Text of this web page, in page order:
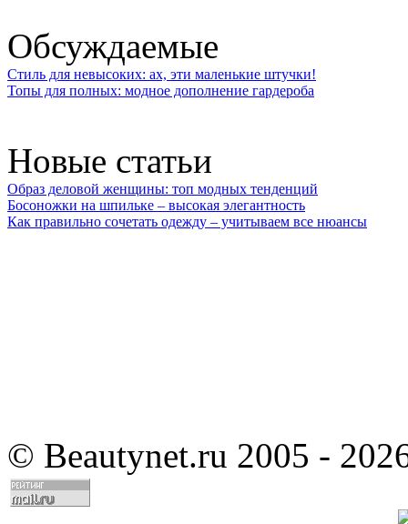
Обсуждаемые
Стиль для невысоких: ах, эти маленькие штучки!
Топы для полных: модное дополнение гардероба
Новые статьи
Образ деловой женщины: топ модных тенденций
Босоножки на шпильке – высокая элегантность
Как правильно сочетать одежду – учитываем все нюансы
© Beautynet.ru 2005 -